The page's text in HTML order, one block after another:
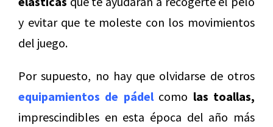
y evitar que te moleste con los movimientos
del juego.
Por supuesto, no hay que olvidarse de otros
equipamientos de pádelcomo las toallas,
imprescindibles en esta época del año más